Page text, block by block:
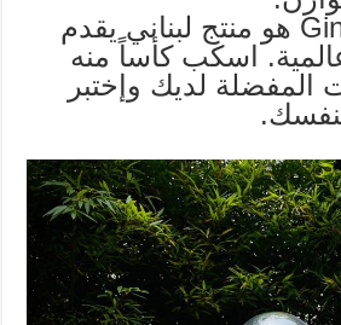
بكل فخر، GinBey هو منتج لبناني يقدم
اسكب كأساً منه
لديك وإختبر